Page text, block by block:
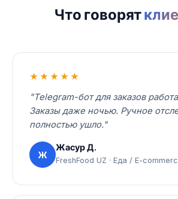
Что говорят
★★★★★
"Telegram-бот для заказов
Заказы даже ночью. Ручное
полностью ушло."
Ж
Жасур Д.
FreshFood UZ · Еда / E-